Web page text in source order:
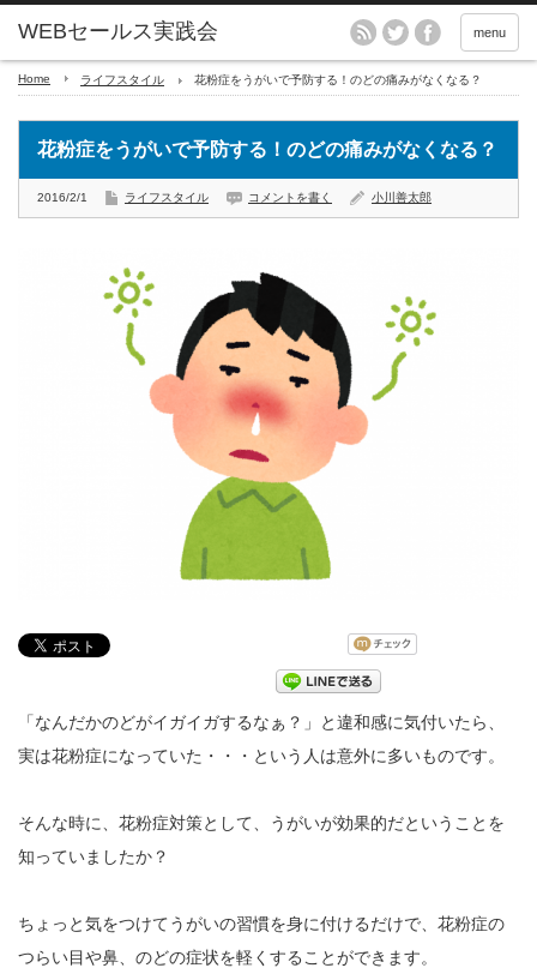
menu
Home ライフスタイル 花粉症をうがいで予防する！のどの痛みがなくなる？
花粉症をうがいで予防する！のどの痛みがなくなる？
2016/2/1 ライフスタイル コメントを書く 小川善太郎
「なんだかのどがイガイガするなぁ？」と違和感に気付いたら、
実は花粉症になっていた・・・という人は意外に多いものです。
そんな時に、花粉症対策として、うがいが効果的だということを
知っていましたか？
ちょっと気をつけてうがいの習慣を身に付けるだけで、花粉症の
つらい目や鼻、のどの症状を軽くすることができます。